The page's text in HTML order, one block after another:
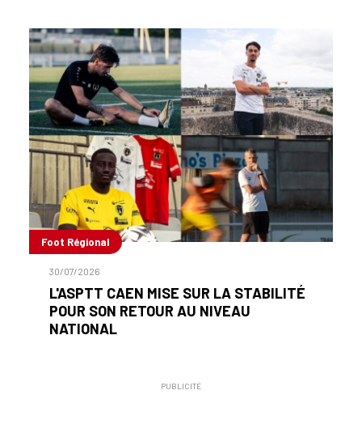
Foot Régional
30/07/2026
L'ASPTT CAEN MISE SUR LA STABILITÉ
POUR SON RETOUR AU NIVEAU
NATIONAL
PUBLICITÉ